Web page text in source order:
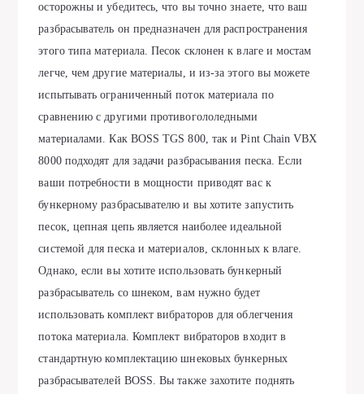
осторожны и убедитесь, что вы точно знаете, что ваш
разбрасыватель он предназначен для распространения
этого типа материала. Песок склонен к влаге и мостам
легче, чем другие материалы, и из-за этого вы можете
испытывать ограниченный поток материала по
сравнению с другими противогололедными
материалами. Как BOSS TGS 800, так и Pint Chain VBX
8000 подходят для задачи разбрасывания песка. Если
ваши потребности в мощности приводят вас к
бункерному разбрасывателю и вы хотите запустить
песок, цепная цепь является наиболее идеальной
системой для песка и материалов, склонных к влаге.
Однако, если вы хотите использовать бункерный
разбрасыватель со шнеком, вам нужно будет
использовать комплект вибраторов для облегчения
потока материала. Комплект вибраторов входит в
стандартную комплектацию шнековых бункерных
разбрасывателей BOSS. Вы также захотите поднять